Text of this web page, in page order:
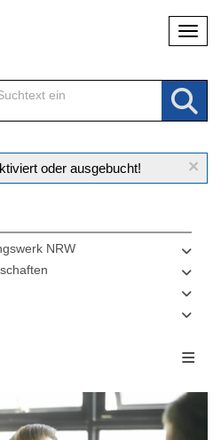
×
oder ausgebucht!
NRW